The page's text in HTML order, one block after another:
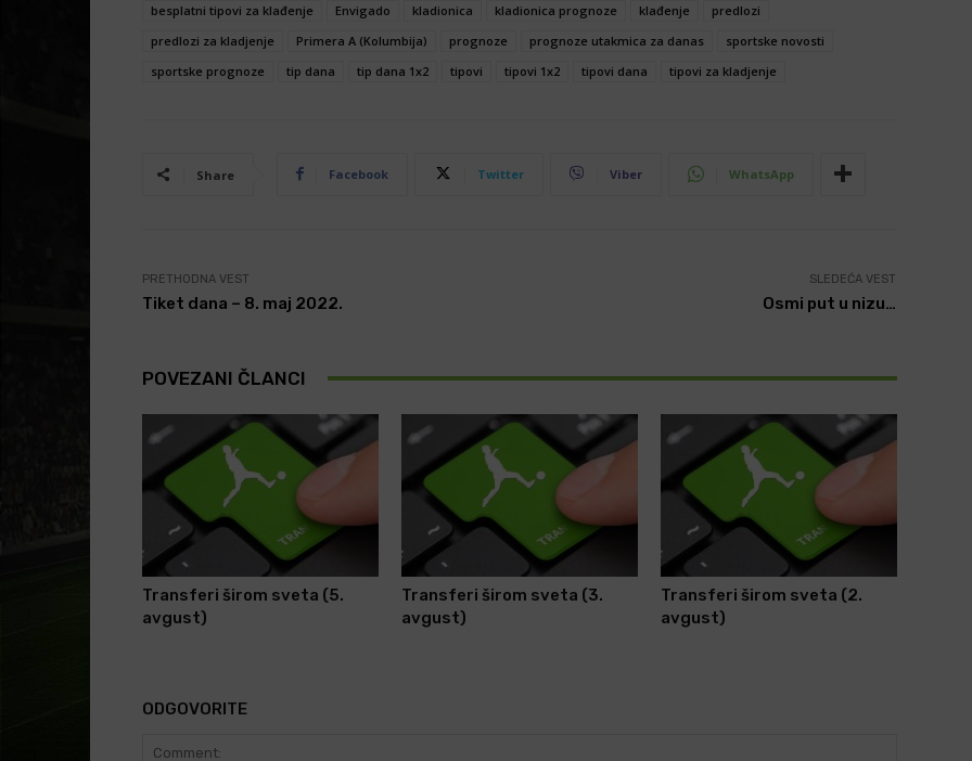
besplatni tipovi za klađenje
Envigado kladionica kladionica prognoze klađenje
predlozi
predlozi za kladjenje
Primera A (Kolumbija) prognoze prognoze utakmica za danas
sportske novosti
sportske prognoze
tip dana tip dana 1x2 tipovi tipovi 1x2 tipovi dana tipovi za kladjenje
Share Facebook Twitter Viber WhatsApp
PRETHODNA VEST
Tiket dana – 8. maj 2022.
SLEDEĆA VEST
Osmi put u nizu…
POVEZANI ČLANCI
Transferi širom sveta (5.
avgust)
Transferi širom sveta (3.
avgust)
Transferi širom sveta (2.
avgust)
ODGOVORITE